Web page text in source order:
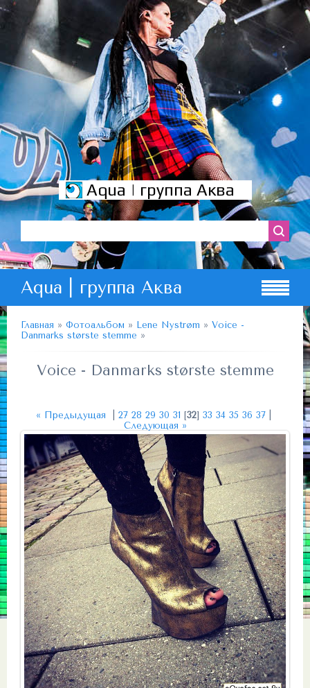
Aqua | группа Аква
Aqua | группа Аква
Главная » Фотоальбом » Lene Nystrøm » Voice -
Danmarks største stemme »
Voice - Danmarks største stemme
« Предыдущая 27 28 29 30 31 [32] 33 34 35 36 37|
Следующая »